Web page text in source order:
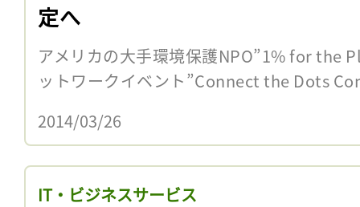
定へ
アメリカの大手環境保護NPO”1% for the
ットワークイベント”Connect the Dots
2014/03/26
IT・ビジネスサービス